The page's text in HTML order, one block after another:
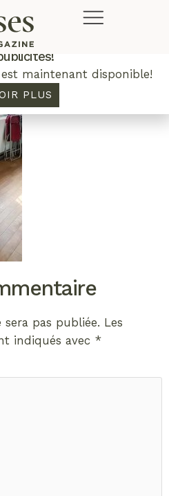
pas publiée. Les
indiqués avec *
Plus de rabais.
est maintenant disponible!
PLUS